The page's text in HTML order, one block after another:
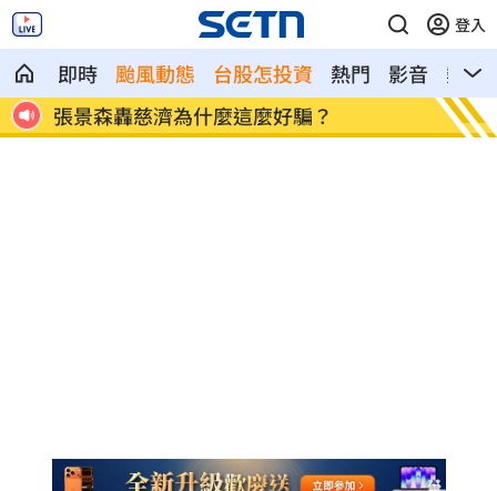
登入
即時 颱風動態 台股怎投資 熱門 影音
熱搜
重
張景森轟慈濟為什麼這麼好騙？ 柯轟